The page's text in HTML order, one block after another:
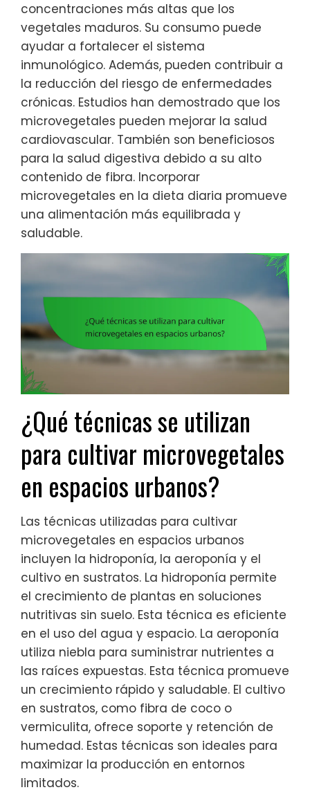
concentraciones más altas que los
vegetales maduros. Su consumo puede
ayudar a fortalecer el sistema
inmunológico. Además, pueden contribuir a
la reducción del riesgo de enfermedades
crónicas. Estudios han demostrado que los
microvegetales pueden mejorar la salud
cardiovascular. También son beneficiosos
para la salud digestiva debido a su alto
contenido de fibra. Incorporar
microvegetales en la dieta diaria promueve
una alimentación más equilibrada y
saludable.
¿Qué técnicas se utilizan
para cultivar microvegetales
en espacios urbanos?
Las técnicas utilizadas para cultivar
microvegetales en espacios urbanos
incluyen la hidroponía, la aeroponía y el
cultivo en sustratos. La hidroponía permite
el crecimiento de plantas en soluciones
nutritivas sin suelo. Esta técnica es eficiente
en el uso del agua y espacio. La aeroponía
utiliza niebla para suministrar nutrientes a
las raíces expuestas. Esta técnica promueve
un crecimiento rápido y saludable. El cultivo
en sustratos, como fibra de coco o
vermiculita, ofrece soporte y retención de
humedad. Estas técnicas son ideales para
maximizar la producción en entornos
limitados.